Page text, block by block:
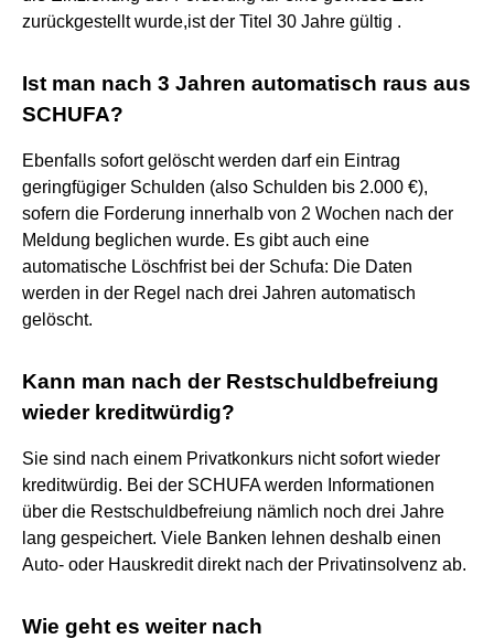
zurückgestellt wurde,ist der Titel 30 Jahre gültig .
Ist man nach 3 Jahren automatisch raus aus
SCHUFA?
Ebenfalls sofort gelöscht werden darf ein Eintrag
geringfügiger Schulden (also Schulden bis 2.000 €),
sofern die Forderung innerhalb von 2 Wochen nach der
Meldung beglichen wurde. Es gibt auch eine
automatische Löschfrist bei der Schufa: Die Daten
werden in der Regel nach drei Jahren automatisch
gelöscht.
Kann man nach der Restschuldbefreiung
wieder kreditwürdig?
Sie sind nach einem Privatkonkurs nicht sofort wieder
kreditwürdig. Bei der SCHUFA werden Informationen
über die Restschuldbefreiung nämlich noch drei Jahre
lang gespeichert. Viele Banken lehnen deshalb einen
Auto- oder Hauskredit direkt nach der Privatinsolvenz ab.
Wie geht es weiter nach